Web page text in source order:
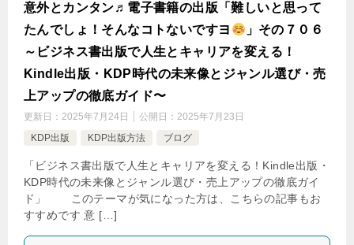
意外とカンタン♬電子書籍の出版「難しいと思って
たんでしょ！そんなコトないですヨ
」その７０６
～ビジネス書出版で人生とキャリアを変える！
Kindle出版・KDP時代の未来像とジャンル選び・売
上アップの徹底ガイド〜
更新日： 2025年7月24日 公開日： 2025年7月23日
KDP出版
KDP出版方法 ブログ
「ビジネス書出版で人生とキャリアを変える！Kindle出版・
KDP時代の未来像とジャンル選び・売上アップの徹底ガイ
ド」 このテーマが気になった方は、こちらの記事もお
すすめです 意 […]